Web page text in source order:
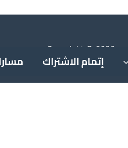
إتمام الاشتراك
Copyright © 2026